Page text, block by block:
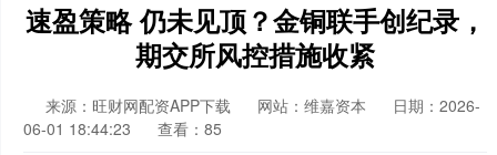
速盈策略 仍未见顶？金铜联手创纪录，
期交所风控措施收紧
来源：旺财网配资APP下载 网站：维嘉资本
日期：2026-
06-01 18:44:23
查看：85